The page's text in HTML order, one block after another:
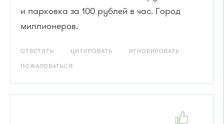
и парковка за 100 рублей в час. Город
миллионеров.
ОТВЕТИТЬ ЦИТИРОВАТЬ ИГНОРИРОВАТЬ
ПОЖАЛОВАТЬСЯ